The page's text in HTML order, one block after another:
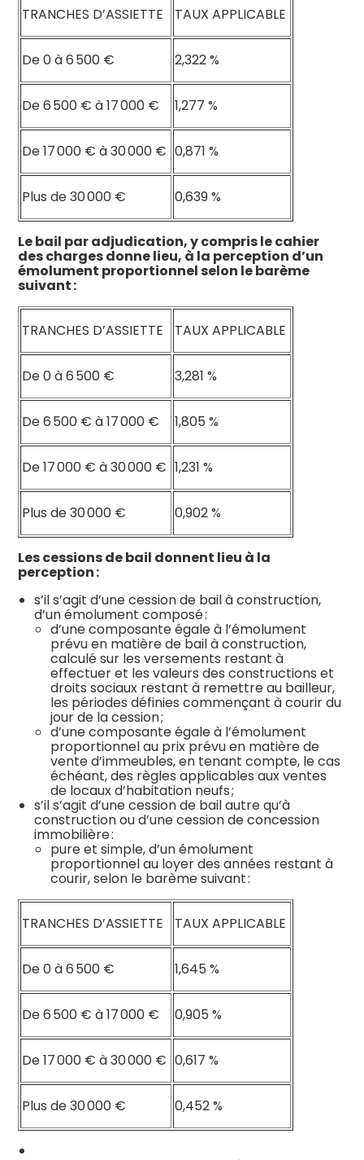
TRANCHES D’ASSIETTE TAUX APPLICABLE
De 0 à 6 500 € 2,322 %
De 6 500 € à 17 000 € 1,277 %
De 17 000 € à 30 000 € 0,871 %
Plus de 30 000 € 0,639 %
Le bail par adjudication, y compris le cahier
des charges donne lieu, à la perception d’un
émolument proportionnel selon le barème
suivant :
TRANCHES D’ASSIETTE TAUX APPLICABLE
De 0 à 6 500 € 3,281 %
De 6 500 € à 17 000 € 1,805 %
De 17 000 € à 30 000 € 1,231 %
Plus de 30 000 € 0,902 %
Les cessions de bail donnent lieu à la
perception :
s’il s’agit d’une cession de bail à construction,
d’un émolument composé :
d’une composante égale à l’émolument
prévu en matière de bail à construction,
calculé sur les versements restant à
effectuer et les valeurs des constructions et
droits sociaux restant à remettre au bailleur,
les périodes définies commençant à courir du
jour de la cession ;
d’une composante égale à l’émolument
proportionnel au prix prévu en matière de
vente d’immeubles, en tenant compte, le cas
échéant, des règles applicables aux ventes
de locaux d’habitation neufs ;
s’il s’agit d’une cession de bail autre qu’à
construction ou d’une cession de concession
immobilière :
pure et simple, d’un émolument
proportionnel au loyer des années restant à
courir, selon le barème suivant :
TRANCHES D’ASSIETTE TAUX APPLICABLE
De 0 à 6 500 € 1,645 %
De 6 500 € à 17 000 € 0,905 %
De 17 000 € à 30 000 € 0,617 %
Plus de 30 000 € 0,452 %